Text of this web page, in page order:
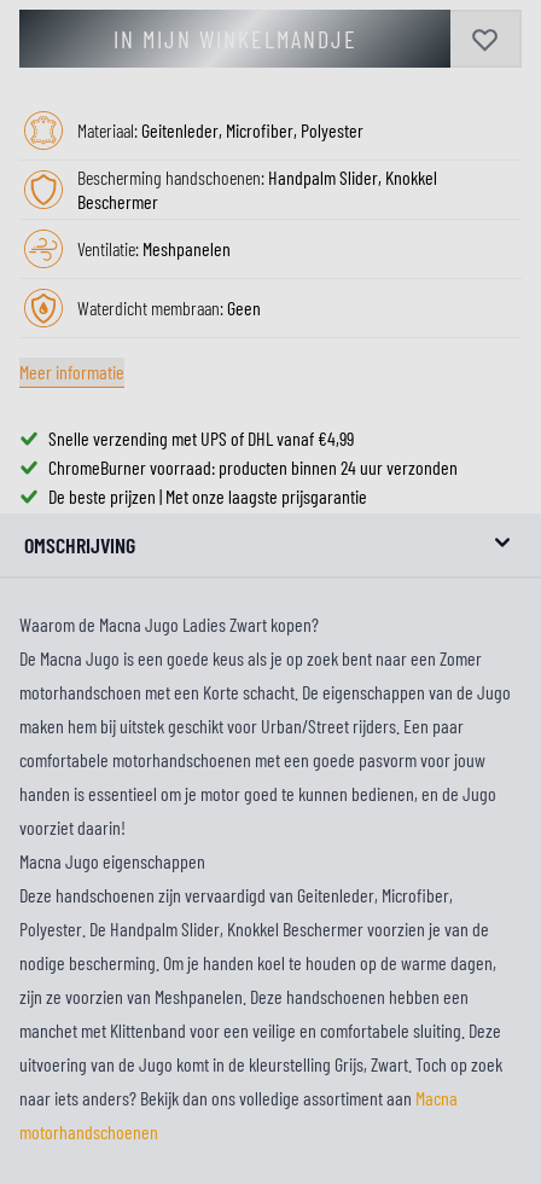
IN MIJN WINKELMANDJE
Materiaal:Geitenleder, Microfiber, Polyester
Bescherming handschoenen: Handpalm Slider, Knokkel
Beschermer
Ventilatie: Meshpanelen
Waterdicht membraan:Geen
Meer informatie
Snelle verzending met UPS of DHL vanaf €4,99
ChromeBurner voorraad: producten binnen 24 uur verzonden
De beste prijzen | Met onze laagste prijsgarantie
OMSCHRIJVING
Waarom de Macna Jugo Ladies Zwart kopen?
De Macna Jugo is een goede keus als je op zoek bent naar een Zomer
motorhandschoen met een Korte schacht. De eigenschappen van de Jugo
maken hem bij uitstek geschikt voor Urban/Street rijders. Een paar
comfortabele motorhandschoenen met een goede pasvorm voor jouw
handen is essentieel om je motor goed te kunnen bedienen, en de Jugo
voorziet daarin!
Macna Jugo eigenschappen
Deze handschoenen zijn vervaardigd van Geitenleder, Microfiber,
Polyester. De Handpalm Slider, Knokkel Beschermer voorzien je van de
nodige bescherming. Om je handen koel te houden op de warme dagen,
zijn ze voorzien van Meshpanelen. Deze handschoenen hebben een
manchet met Klittenband voor een veilige en comfortabele sluiting. Deze
uitvoering van de Jugo komt in de kleurstelling Grijs, Zwart. Toch op zoek
naar iets anders? Bekijk dan ons volledige assortiment aan Macna
motorhandschoenen